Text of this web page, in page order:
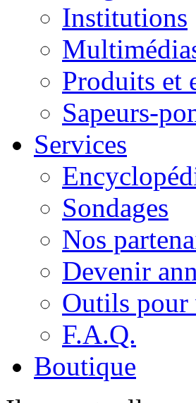
Institutions
Produits et
Sapeurs-
Services
Sondages
Nos
Devenir
Outils pour
F.A.Q.
Boutique